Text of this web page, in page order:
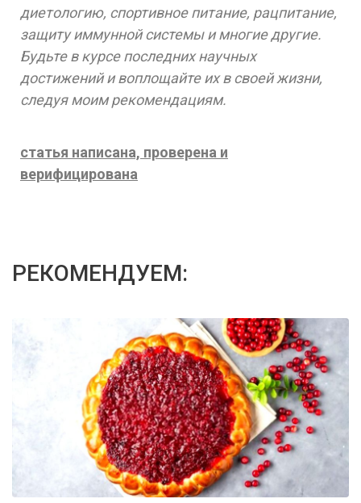
диетологию, спортивное питание, рацпитание,
защиту иммунной системы и многие другие.
Будьте в курсе последних научных
достижений и воплощайте их в своей жизни,
следуя моим рекомендациям.
статья написана, проверена и
верифицирована
РЕКОМЕНДУЕМ: